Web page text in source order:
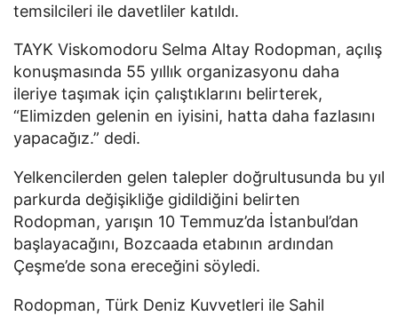
temsilcileri ile davetliler katıldı.
TAYK Viskomodoru Selma Altay Rodopman, açılış
konuşmasında 55 yıllık organizasyonu daha
ileriye taşımak için çalıştıklarını belirterek,
“Elimizden gelenin en iyisini, hatta daha fazlasını
yapacağız.” dedi.
Yelkencilerden gelen talepler doğrultusunda bu yıl
parkurda değişikliğe gidildiğini belirten
Rodopman, yarışın 10 Temmuz’da İstanbul’dan
başlayacağını, Bozcaada etabının ardından
Çeşme’de sona ereceğini söyledi.
Rodopman, Türk Deniz Kuvvetleri ile Sahil